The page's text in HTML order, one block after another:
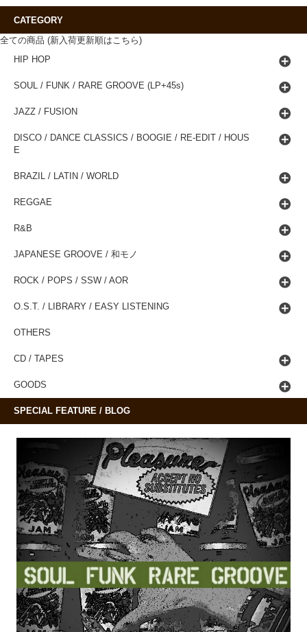
CATEGORY
全ての商品 (新入荷更新順はこちら)
HIP HOP
SOUL / FUNK / RARE GROOVE (LP+45s)
JAZZ / FUSION
DISCO / DANCE CLASSICS / BOOGIE / RE-EDIT / HOUS
E
BRAZIL / LATIN / WORLD
REGGAE
R&B
JAPANESE GROOVE / 和モノ
ROCK / POPS / SSW / AOR
O.S.T. / LIBRARY / EASY LISTENING
OTHERS
CD / TAPES
GOODS
SPECIAL FEATURE / BLOG